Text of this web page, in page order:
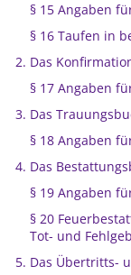
§ 15 Angaben
§ 16 Taufen in
2. Das
§ 17 Angaben
3. Das
§ 18 Angaben
4. Das
§ 19 Angaben
§ 20
Tot- und
5. Das Übertritts-